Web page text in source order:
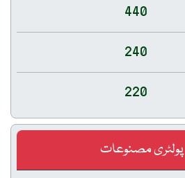
440
240
220
پولٹری مصنوعات